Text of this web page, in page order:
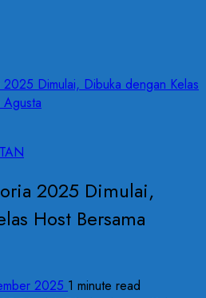
Dimulai, Dibuka dengan Kelas
2025 Dimulai,
Host Bersama
2025 1 minute read